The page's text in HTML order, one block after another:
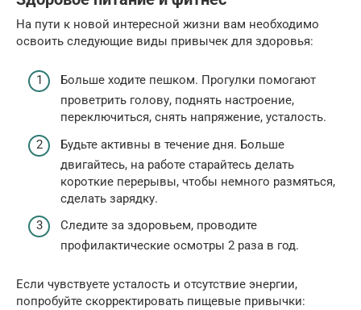
На пути к новой интересной жизни вам необходимо
освоить следующие виды привычек для здоровья:
Больше ходите пешком. Прогулки помогают
проветрить голову, поднять настроение,
переключиться, снять напряжение, усталость.
Будьте активны в течение дня. Больше
двигайтесь, на работе старайтесь делать
короткие перерывы, чтобы немного размяться,
сделать зарядку.
Следите за здоровьем, проводите
профилактические осмотры 2 раза в год.
Если чувствуете усталость и отсутствие энергии,
попробуйте скорректировать пищевые привычки: